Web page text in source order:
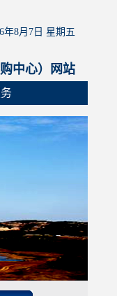
年8月7日 星期五
中心）网站